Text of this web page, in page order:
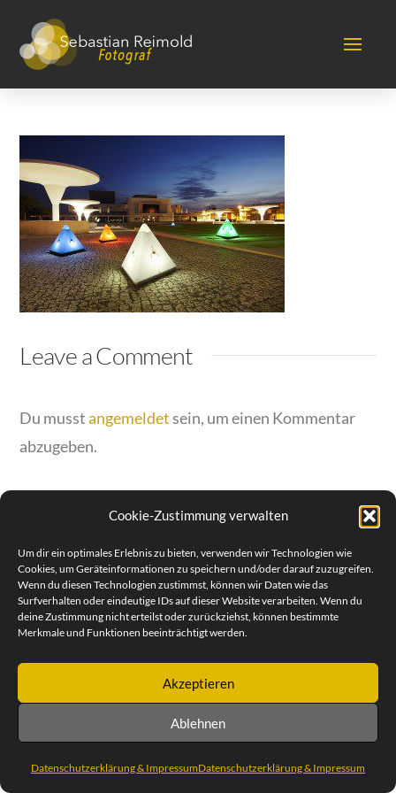
Cookie-Zustimmung verwalten
Um dir ein optimales Erlebnis zu bieten, verwenden wir Technologien wie
Cookies, um Geräteinformationen zu speichern und/oder darauf zuzugreifen.
Wenn du diesen Technologien zustimmst, können wir Daten wie das
Surfverhalten oder eindeutige IDs auf dieser Website verarbeiten. Wenn du
deine Zustimmung nicht erteilst oder zurückziehst, können bestimmte
Merkmale und Funktionen beeinträchtigt werden.
Akzeptieren
Ablehnen
Datenschutzerklärung & ImpressumDatenschutzerklärung & Impressum
Leave a Comment
Du musstangemeldetsein, um einen Kommentar
abzugeben.
© SEBASTIAN REIMOLD | STEUBENPLATZ 12 | 64293
DARMSTADT | TEL. +49 (0) 6151 30 88 932 | MOBILE 0171 47
57 258
DATENSCHUTZERKLÄRUNG & IMPRESSUM